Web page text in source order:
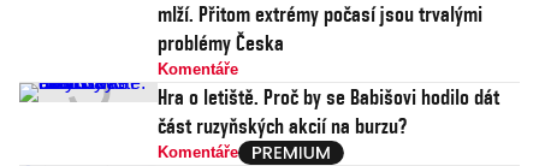
mlží. Přitom extrémy počasí jsou trvalými
problémy Česka
Komentáře
Hra o letiště. Proč by se Babišovi hodilo dát
část ruzyňských akcií na burzu?
Komentáře